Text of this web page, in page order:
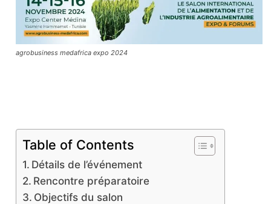
agrobusiness medafrica expo 2024
Table of Contents
Détails de l’événement
Rencontre préparatoire
Objectifs du salon